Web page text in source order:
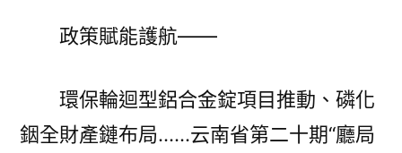
政策賦能護航——
環保輪迴型鋁合金錠項目推動、磷化
銦全財產鏈布局……云南省第二十期“廳局